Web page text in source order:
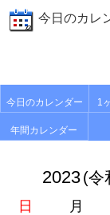
今日のカレ
今日のカレンダー 1
年間カレンダー
2023(令
日 月